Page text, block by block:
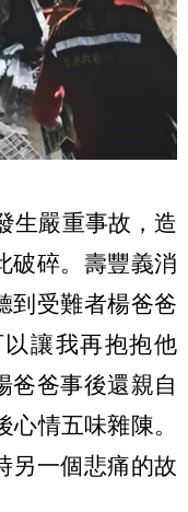
生嚴重事故，造
破碎。壽豐義消
到受難者楊爸爸
讓我再抱抱他
爸爸事後還親自
情五味雜陳。
另一個悲痛的故